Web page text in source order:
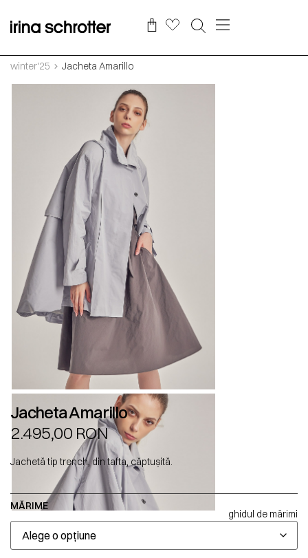
winter'25 Jacheta Amarillo
Jacheta Amarillo
2.495,00 RON
Jachetă tip trench, din tafta, căptușită.
MĂRIME
ghidul de mărimi